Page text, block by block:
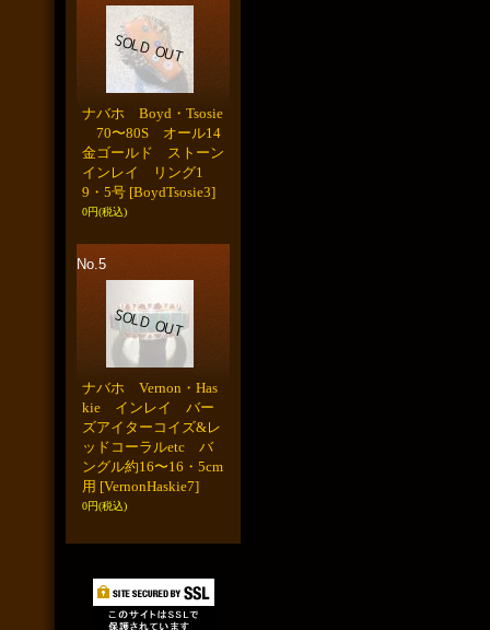
ナバホ Boyd・Tsosie
70〜80S オール14
金ゴールド ストーン
インレイ リング1
9・5号 [BoydTsosie3]
0円(税込)
No.5
ナバホ Vernon・Has
kie インレイ バー
ズアイターコイズ&レ
ッドコーラルetc バ
ングル約16〜16・5cm
用 [VernonHaskie7]
0円(税込)